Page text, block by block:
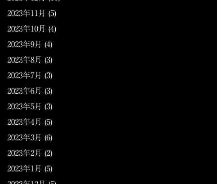
2023年11月 (5)
2023年10月 (4)
2023年9月 (4)
2023年8月 (3)
2023年7月 (3)
2023年6月 (3)
2023年5月 (3)
2023年4月 (5)
2023年3月 (6)
2023年2月 (2)
2023年1月 (5)